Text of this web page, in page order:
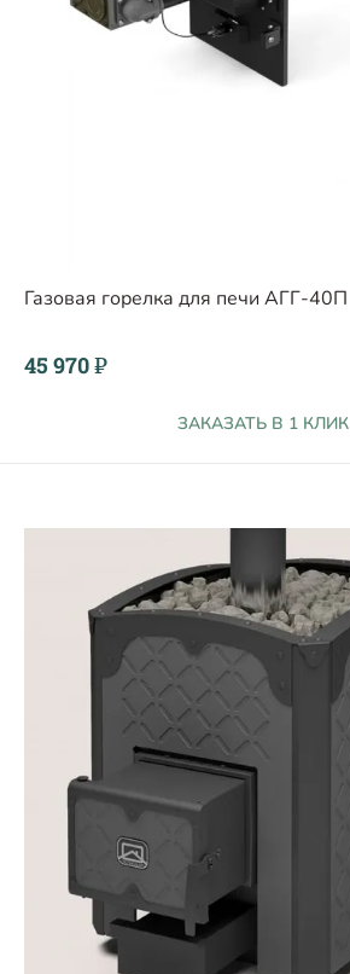
Газовая горелка для печи АГГ-40П
45 970 ₽
ЗАКАЗАТЬ В 1 КЛИК